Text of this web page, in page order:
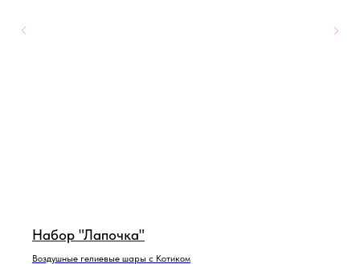
Набор "Лапочка"
Воздушные гелиевые шары с Котиком